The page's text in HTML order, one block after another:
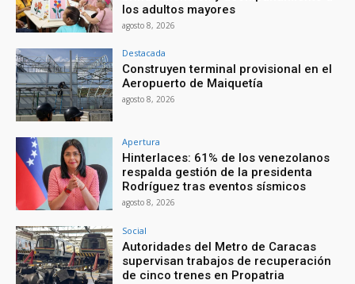
los adultos mayores
agosto 8, 2026
Destacada
Construyen terminal provisional en el
Aeropuerto de Maiquetía
agosto 8, 2026
Apertura
Hinterlaces: 61% de los venezolanos
respalda gestión de la presidenta
Rodríguez tras eventos sísmicos
agosto 8, 2026
Social
Autoridades del Metro de Caracas
supervisan trabajos de recuperación
de cinco trenes en Propatria